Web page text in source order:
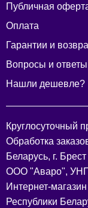
Публичная
Оплата
Гарантии и
Вопросы и ответы
Нашли дешевле?
Круглосуточный
Обработка
Беларусь, г.
ООО "Аваро",
Интернет-
Республики